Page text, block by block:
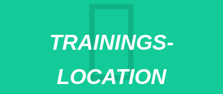
TRAININGS-
LOCATION